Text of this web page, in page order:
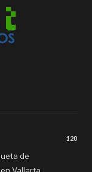
120
de
Vallarta